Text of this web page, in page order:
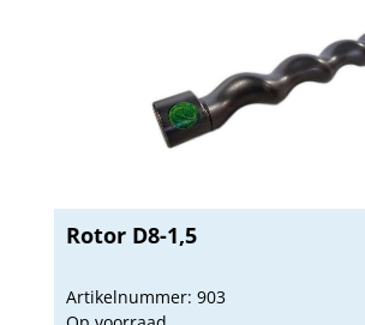
Rotor D8-1,5
Artikelnummer: 903